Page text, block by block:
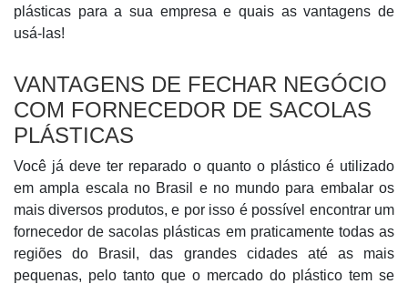
plásticas para a sua empresa e quais as vantagens de
usá-las!
VANTAGENS DE FECHAR NEGÓCIO
COM FORNECEDOR DE SACOLAS
PLÁSTICAS
Você já deve ter reparado o quanto o plástico é utilizado
em ampla escala no Brasil e no mundo para embalar os
mais diversos produtos, e por isso é possível encontrar um
fornecedor de sacolas plásticas em praticamente todas as
regiões do Brasil, das grandes cidades até as mais
pequenas, pelo tanto que o mercado do plástico tem se